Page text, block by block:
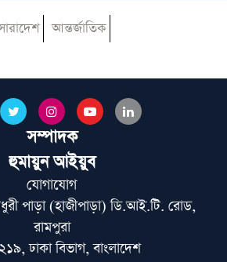
ভ্রান্ত, কী তাদের আকিদা
দেওবন্দের মুহতামিম, জেনে
মারহালার মানবণ্টন নিয়ে
আন্তর্জাতিক
সম্পাদক
হুমায়ুন আইয়ুব
যোগাযোগ
পাড়া (হাজীপাড়া) ডি.আই.টি. রোড,
রামপুরা
ঢাকা বিভাগ, বাংলাদেশ